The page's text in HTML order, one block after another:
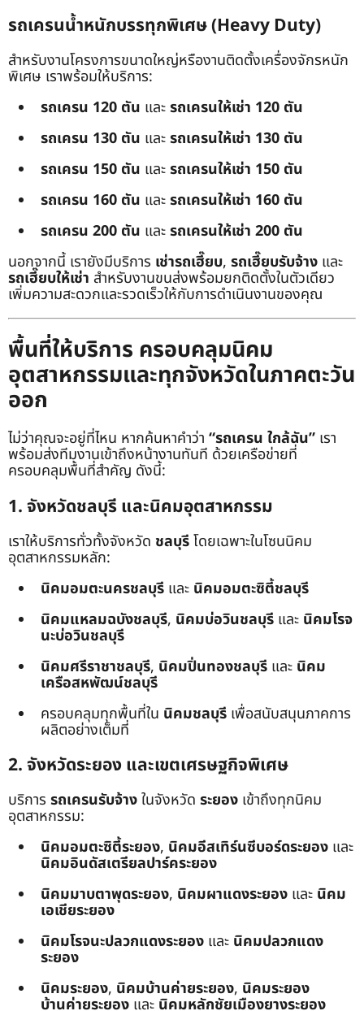
รถเครนน้ำหนักบรรทุกพิเศษ (Heavy Duty)
สำหรับงานโครงการขนาดใหญ่หรืองานติดตั้งเครื่องจักรหนัก
พิเศษ เราพร้อมให้บริการ:
รถเครน 120 ตัน และรถเครนให้เช่า 120 ตัน
รถเครน 130 ตัน และรถเครนให้เช่า 130 ตัน
รถเครน 150 ตัน และรถเครนให้เช่า 150 ตัน
รถเครน 160 ตัน และรถเครนให้เช่า 160 ตัน
รถเครน 200 ตัน และรถเครนให้เช่า 200 ตัน
นอกจากนี้ เรายังมีบริการ เช่ารถเฮี๊ยบ, รถเฮี๊ยบรับจ้าง และ
รถเฮี๊ยบให้เช่า สำหรับงานขนส่งพร้อมยกติดตั้งในตัวเดียว
เพิ่มความสะดวกและรวดเร็วให้กับการดำเนินงานของคุณ
พื้นที่ให้บริการ ครอบคลุมนิคม
อุตสาหกรรมและทุกจังหวัดในภาคตะวัน
ออก
ไม่ว่าคุณจะอยู่ที่ไหน หากค้นหาคำว่า “รถเครน ใกล้ฉัน” เรา
พร้อมส่งทีมงานเข้าถึงหน้างานทันที ด้วยเครือข่ายที่
ครอบคลุมพื้นที่สำคัญ ดังนี้:
1. จังหวัดชลบุรี และนิคมอุตสาหกรรม
เราให้บริการทั่วทั้งจังหวัด ชลบุรีโดยเฉพาะในโซนนิคม
อุตสาหกรรมหลัก:
นิคมอมตะนครชลบุรี และ นิคมอมตะซิตี้ชลบุรี
นิคมแหลมฉบังชลบุรี, นิคมบ่อวินชลบุรี และ นิคมโรจ
นะบ่อวินชลบุรี
นิคมศรีราชาชลบุรี, นิคมปิ่นทองชลบุรี และ นิคม
เครือสหพัฒน์ชลบุรี
ครอบคลุมทุกพื้นที่ใน นิคมชลบุรี เพื่อสนับสนุนภาคการ
ผลิตอย่างเต็มที่
2. จังหวัดระยอง และเขตเศรษฐกิจพิเศษ
บริการ รถเครนรับจ้างในจังหวัด ระยอง เข้าถึงทุกนิคม
อุตสาหกรรม:
นิคมอมตะซิตี้ระยอง, นิคมอีสเทิร์นซีบอร์ดระยอง และ
นิคมอินดัสเตรียลปาร์คระยอง
นิคมมาบตาพุดระยอง, นิคมผาแดงระยอง และ นิคม
เอเชียระยอง
นิคมโรจนะปลวกแดงระยอง และ นิคมปลวกแดง
ระยอง
นิคมระยอง, นิคมบ้านค่ายระยอง, นิคมระยอง
บ้านค่ายระยอง และ นิคมหลักชัยเมืองยางระยอง